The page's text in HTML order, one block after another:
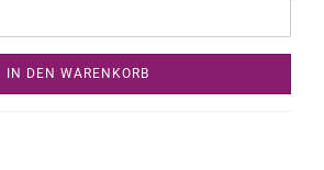
IN DEN WARENKORB